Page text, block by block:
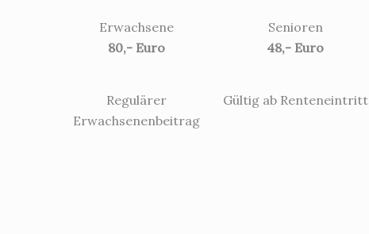
Erwachsene
80,- Euro
Regulärer
Erwachsenenbeitrag
Senioren
48,- Euro
Gültig ab Renteneintritt